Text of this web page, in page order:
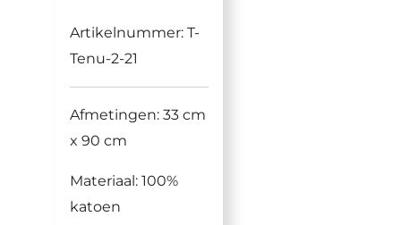
Artikelnummer: T-
Tenu-2-21
Afmetingen: 33 cm
x 90 cm
Materiaal: 100%
katoen